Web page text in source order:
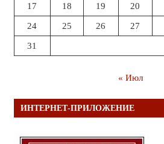
17 18 19 20
24 25 26 27
31
« Июл
ИНТЕРНЕТ-ПРИЛОЖЕНИЕ